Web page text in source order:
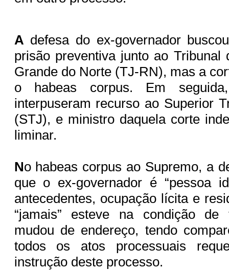
A defesa do ex-governador
prisão preventiva junto ao Tribunal
Grande do Norte (TJ-RN), mas a
o habeas corpus. Em
interpuseram recurso ao Superior
(STJ), e ministro daquela corte
liminar.
No habeas corpus ao Supremo, a
que o ex-governador é “pessoa
antecedentes, ocupação lícita e
“jamais” esteve na condição de
mudou de endereço, tendo
todos os atos processuais
instrução deste processo.